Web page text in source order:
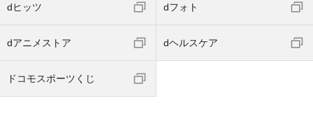
dヒッツ dフォト
dアニメストア dヘルスケア
ドコモスポーツくじ